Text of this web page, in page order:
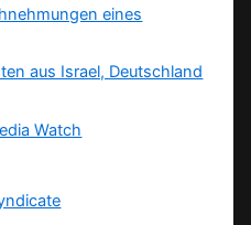
eines
aus Israel, Deutschland
Watch